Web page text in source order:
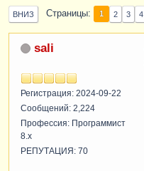
ВНИЗ Страницы 1 2 3 4
sali
Регистрация: 2024-09-22
Сообщений: 2,224
Профессия: Программист
8.x
РЕПУТАЦИЯ: 70